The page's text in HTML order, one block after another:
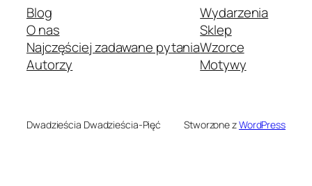
Blog
O nas
Najczęściej zadawane pytania
Autorzy
Wydarzenia
Sklep
Wzorce
Motywy
Dwadzieścia Dwadzieścia-Pięć Stworzone zWordPress